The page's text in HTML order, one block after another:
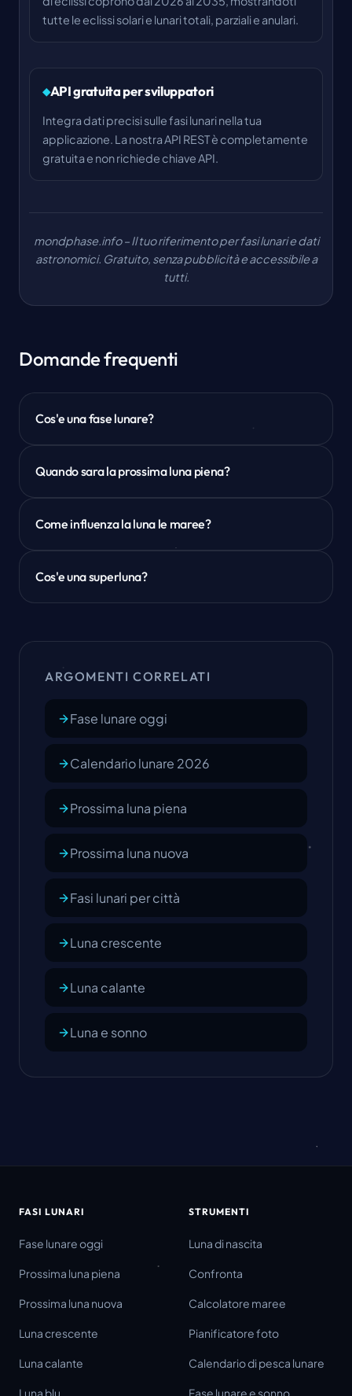
tutte le eclissi solari e lunari totali, parziali e anulari.
API gratuita per sviluppatori
Integra dati precisi sulle fasi lunari nella tua
applicazione. La nostra API REST è completamente
gratuita e non richiede chiave API.
mondphase.info – Il tuo riferimento per fasi lunari e dati
astronomici. Gratuito, senza pubblicità e accessibile a
tutti.
Domande frequenti
Cos'e una fase lunare?
Quando sara la prossima luna piena?
Come influenza la luna le maree?
Cos'e una superluna?
ARGOMENTI CORRELATI
Fase lunare oggi
Calendario lunare 2026
Prossima luna piena
Prossima luna nuova
Fasi lunari per città
Luna crescente
Luna calante
Luna e sonno
FASI LUNARI
Fase lunare oggi
Prossima luna piena
Prossima luna nuova
Luna crescente
Luna calante
Luna blu
STRUMENTI
Luna di nascita
Confronta
Calcolatore maree
Pianificatore foto
Calendario di pesca lunare
Fase lunare e sonno